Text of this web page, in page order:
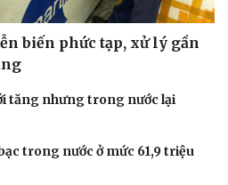
biến phức tạp, xử lý gần
tăng nhưng trong nước lại
trong nước ở mức 61,9 triệu